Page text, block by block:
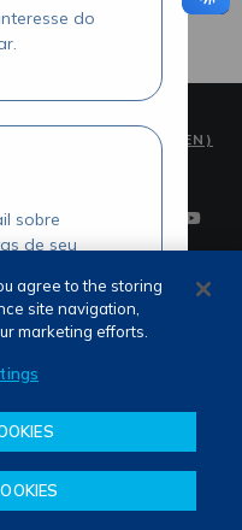
do
sobre
de seu
agilidade
através
ENGLISH (EN)
agree to the storing
site navigation,
marketing efforts.